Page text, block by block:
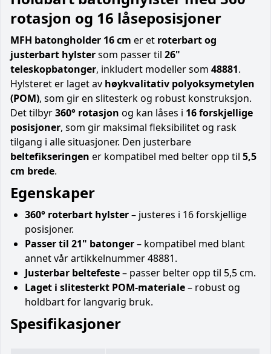
rotasjon og 16 låseposisjoner
MFH batongholder 16 cm er et roterbart og
justerbart hylstersom passer til 26"
teleskopbatonger, inkludert modeller som 48881.
Hylsteret er laget av høykvalitativ polyoksymetylen
(POM), som gir en slitesterk og robust konstruksjon.
Det tilbyr360° rotasjon og kan låses i 16 forskjellige
posisjoner, som gir maksimal fleksibilitet og rask
tilgang i alle situasjoner. Den justerbare
beltefikseringen er kompatibel med belter opp til 5,5
cm brede.
Egenskaper
360° roterbart hylster– justeres i 16 forskjellige
posisjoner.
Passer til 21" batonger– kompatibel med blant
annet vår artikkelnummer 48881.
Justerbar beltefeste– passer belter opp til 5,5 cm.
Laget i slitesterkt POM-materiale– robust og
holdbart for langvarig bruk.
Spesifikasjoner